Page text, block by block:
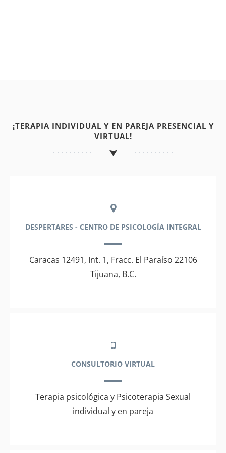
¡TERAPIA INDIVIDUAL Y EN PAREJA PRESENCIAL Y
VIRTUAL!
DESPERTARES - CENTRO DE PSICOLOGÍA INTEGRAL
Caracas 12491, Int. 1, Fracc. El Paraíso 22106
Tijuana, B.C.
CONSULTORIO VIRTUAL
Terapia psicológica y Psicoterapia Sexual
individual y en pareja